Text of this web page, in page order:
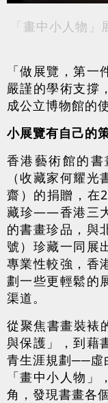
「畫中小人物
「做展覽，第
嚴謹的學術支撐
成公立博物館的
小展覽有自己的
香港藝術館的
（收藏家何耀
齋）的捐贈，在
藏珍——香港三
的書畫珍品，與
號）珍藏一同展
專業性較強，香
劃一些更輕鬆的
渠道。
從聚焦書畫裝
與保護」，到藉
青生涯規劃──虛
「畫中小人物
角，發現書畫各